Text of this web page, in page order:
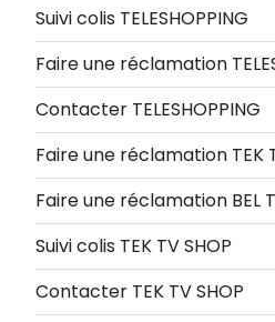
Suivi colis TELESHOPPING
Faire une réclamation
Contacter TELESHOPPING
Faire une réclamation TEK
Faire une réclamation BEL
Suivi colis TEK TV SHOP
Contacter TEK TV SHOP